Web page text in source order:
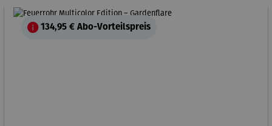
134,95 € Abo-Vorteilspreis